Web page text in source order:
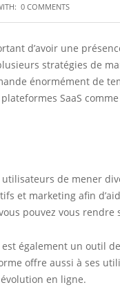
0 COMMENTS
d’avoir une
stratégies de
énormément de
SaaS
de mener
et marketing afin
pouvez vous rendre
également un outil
offre aussi à ses
en ligne.